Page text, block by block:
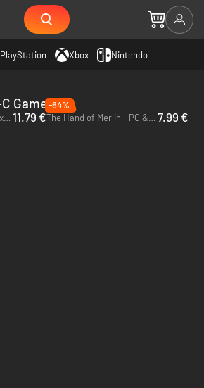
PlayStation Xbox Nintendo
Games
The Hand of Merlin Deluxe Edition - PC & Mac (Steam) 11.79 €
-64%
The Hand of Merlin - PC & Mac (Steam) 7.99 €